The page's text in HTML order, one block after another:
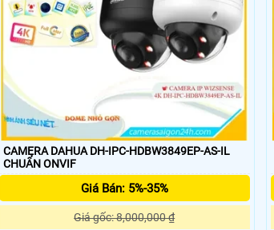
CAMERA DAHUA DH-IPC-HDBW3849EP-AS-IL
CHUẨN ONVIF
Giá Bán: 5%-35%
Giá gốc: 8,000,000 ₫